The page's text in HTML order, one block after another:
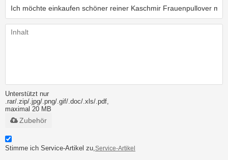
Unterstützt nur
.rar/.zip/.jpg/.png/.gif/.doc/.xls/.pdf,
maximal 20 MB
Zubehör
Stimme ich Service-Artikel zu, Service-Artikel